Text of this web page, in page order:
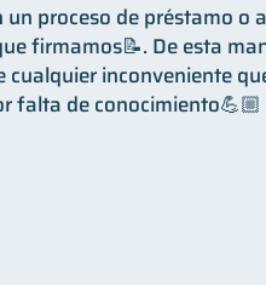
proceso de préstamo o
firmamos📝. De esta
cualquier inconveniente
falta de conocimiento💪🏼